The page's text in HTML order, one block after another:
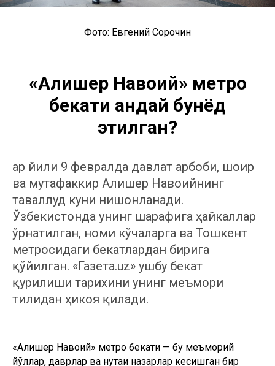
Фото: Евгений Сорочин
«Алишер Навоий» метро
бекати қандай бунёд
этилган?
Ҳар йили 9 февралда давлат арбоби, шоир
ва мутафаккир Алишер Навоийнинг
таваллуд куни нишонланади.
Ўзбекистонда унинг шарафига ҳайкаллар
ўрнатилган, номи кўчаларга ва Тошкент
метросидаги бекатлардан бирига
қўйилган. «Газета.uz» ушбу бекат
қурилиши тарихини унинг меъмори
тилидан ҳикоя қилади.
«Алишер Навоий» метро бекати — бу меъморий
йўллар, даврлар ва нуқтаи назарлар кесишган бир